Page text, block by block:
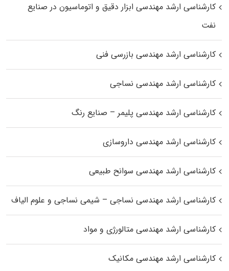
کارشناسی ارشد مهندسی ابزار دقیق و اتوماسیون در صنایع
نفت
کارشناسی ارشد مهندسی بازرسی فنی
کارشناسی ارشد مهندسی نساجی
کارشناسی ارشد مهندسی پلیمر – صنایع رنگ
کارشناسی ارشد مهندسی داروسازی
کارشناسی ارشد مهندسی سوانح طبیعی
کارشناسی ارشد مهندسی نساجی – شیمی نساجی و علوم الیاف
کارشناسی ارشد مهندسی متالورژی و مواد
کارشناسی ارشد مهندسی مکانیک